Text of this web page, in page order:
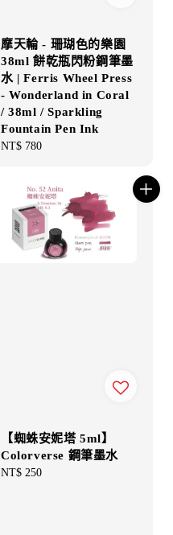
摩天輪 - 珊瑚色的樂園
38ml 餅乾瓶閃粉鋼筆墨
水 | Ferris Wheel Press
- Wonderland in Coral
/ 38ml / Sparkling
Fountain Pen Ink
Regular
NT$ 780
【蜘蛛安妮塔 5ml】
Colorverse 鋼筆墨水
Regular
NT$ 250